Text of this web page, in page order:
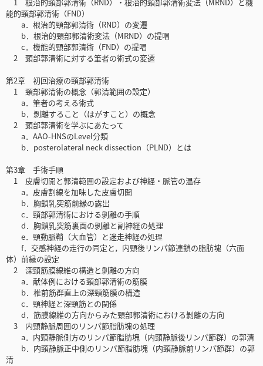
能的頸部郭清術（FND）
a．根治的頸部郭清術（RND）の変遷
b．根治的頸部郭清術変法（MRND）の提唱
c．機能的頸部郭清術（FND）の提唱
2 頸部郭清術に対する筆者の術式の変遷
第2章 初回治療の頸部郭清術
1 頸部郭清術の概念（郭清範囲の設定）
a．筆者の考える術式
b．剝離すること（はがすこと）の概念
2 頸部郭清術を学ぶにあたって
a．AAO-HNSのLevel分類
b．posterolateral neck dissection（PLND）とは
第3章 手術手順
1 皮膚切開と郭清範囲の設定および神経・脈管の温存
a．皮膚割線を加味した皮膚切開
b．胸鎖乳突筋前縁の露出
c．頸部郭清術における剝離の手順
d．胸鎖乳突筋裏面の剝離と副神経の処理
e．頸動脈鞘（大血管）と迷走神経の処理
f．交感神経の走行の同定と，内頸後リンパ節連鎖の脂肪塊（六面
体）前縁の設定
2 深頸筋膜線維の構造と剝離の方向
a．献体例における頸部郭清術の筋膜
b．椎前筋群直上の深頸筋膜の構造
c．頸神経と深頸筋との関係
d．筋膜線維の方向からみた頸部郭清術における剝離の方向
3 内頸静脈周囲のリンパ節脂肪塊の処理
a．内頸静脈側方のリンパ節脂肪塊（内頸静脈後リンパ節群）の郭清
b．内頸静脈正中側のリンパ節脂肪塊（内頸静脈前リンパ節群）の郭
清